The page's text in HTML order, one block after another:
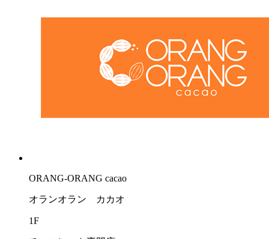
ORANG-ORANG cacao
オランオラン カカオ
1F